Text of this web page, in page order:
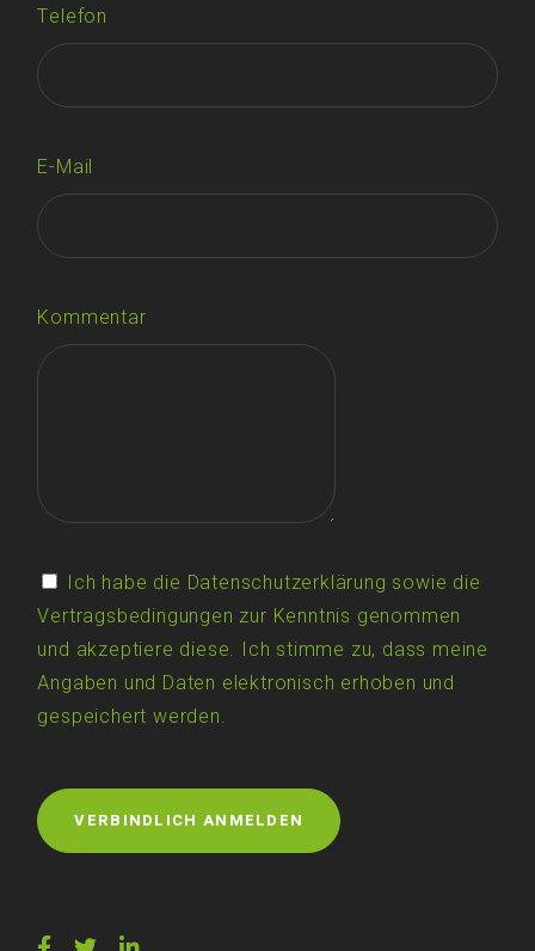
Telefon
E-Mail
Kommentar
Ich habe die Datenschutzerklärung sowie die
Vertragsbedingungen zur Kenntnis genommen
und akzeptiere diese. Ich stimme zu, dass meine
Angaben und Daten elektronisch erhoben und
gespeichert werden.